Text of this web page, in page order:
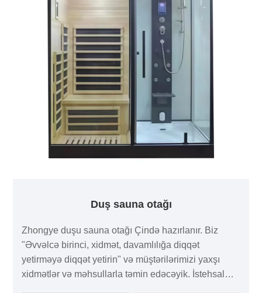
Duş sauna otağı
Zhongye duşu sauna otağı Çində hazırlanır. Biz
"Əvvəlcə birinci, xidmət, davamlılığa diqqət
yetirməyə diqqət yetirin" və müştərilərimizi yaxşı
xidmətlər və məhsullarla təmin edəcəyik. İstehsal